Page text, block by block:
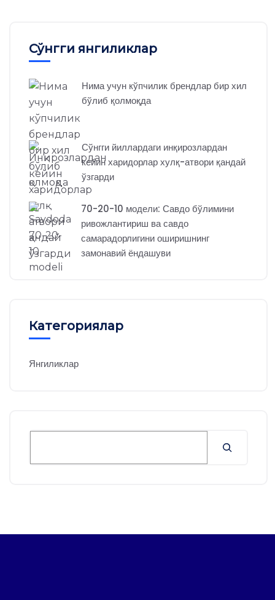
Сўнгги янгиликлар
Нима учун кўпчилик брендлар бир хил
бўлиб қолмоқда
Сўнгги йиллардаги инқирозлардан
кейин харидорлар хулқ-атвори қандай
ўзгарди
70-20-10 модели: Савдо бўлимини
ривожлантириш ва савдо
самарадорлигини оширишнинг
замонавий ёндашуви
Категориялар
Янгиликлар